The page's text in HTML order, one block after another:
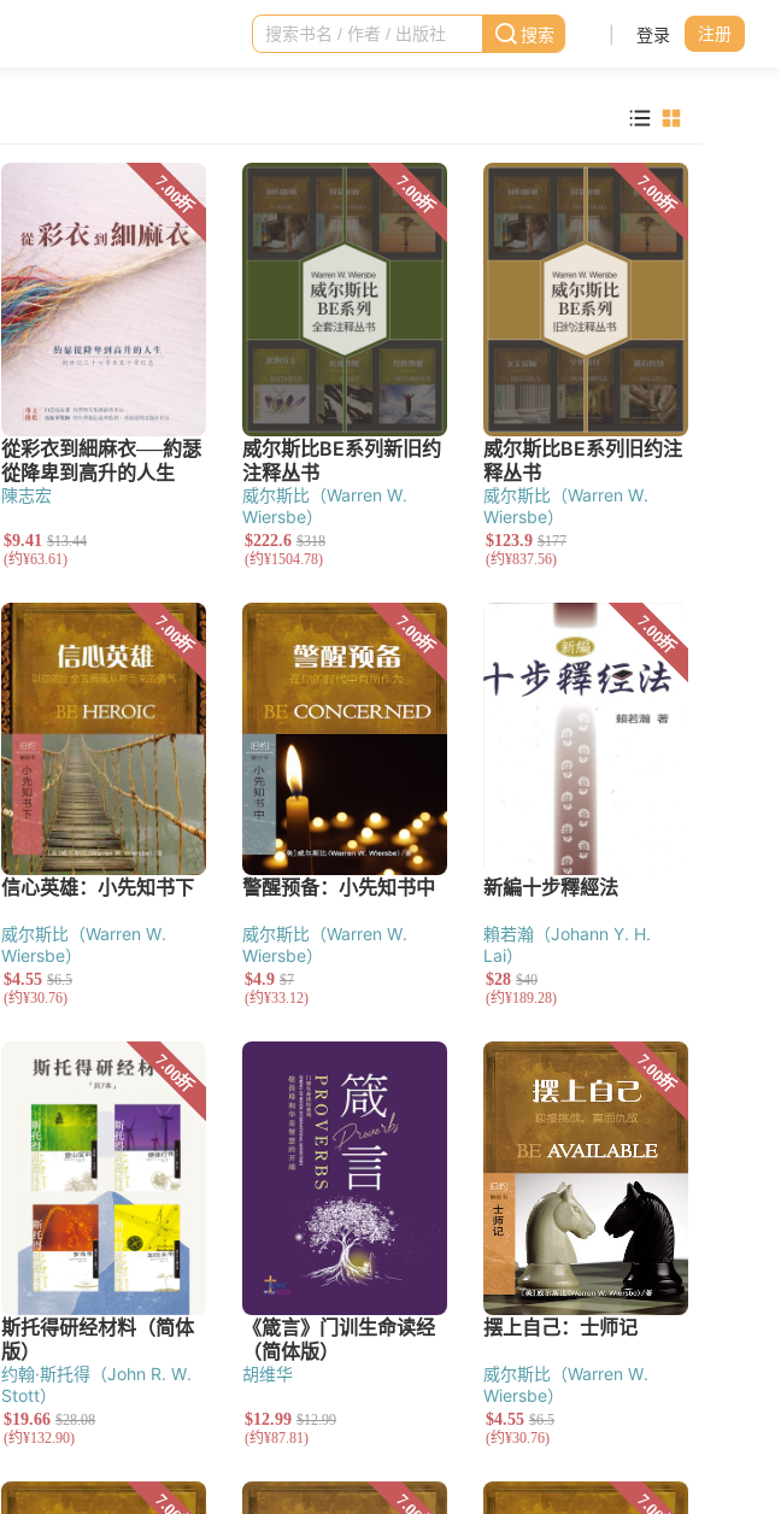
登录 注册
陳志宏
威尔斯比（Warren W.
Wiersbe）
威尔斯比（Warren W.
Wiersbe）
威尔斯比（Warren W.
Wiersbe）
威尔斯比（Warren W.
Wiersbe）
賴若瀚（Johann Y. H.
Lai）
约翰·斯托得（John R. W.
Stott）
胡维华
威尔斯比（Warren W.
Wiersbe）